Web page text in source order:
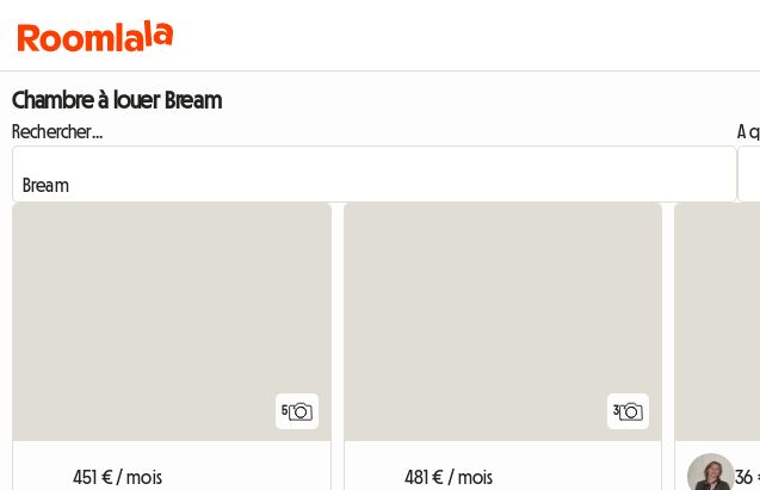
Chambre à louer Bream
Rechercher... A
5
451 € / mois
3
481 € / mois 36